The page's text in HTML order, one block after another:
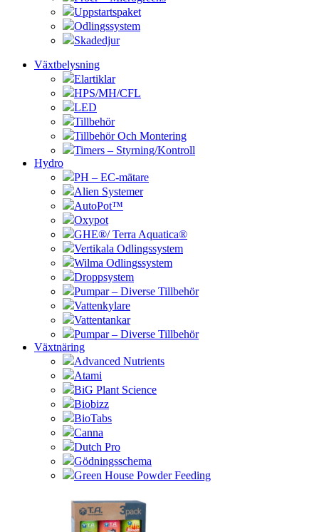
Uppstartspaket
Odlingssystem
Skadedjur
Växtbelysning
Elartiklar
HPS/MH/CFL
LED
Tillbehör
Tillbehör Och Montering
Timers – Styrning/Kontroll
Hydro
PH – EC-mätare
Alien Systemer
AutoPot™
Oxypot
GHE®/ Terra Aquatica®
Vertikala Odlingssystem
Wilma Odlingssystem
Droppsystem
Pumpar – Diverse Tillbehör
Vattenkylare
Vattentankar
Pumpar – Diverse Tillbehör
Växtnäring
Advanced Nutrients
Atami
BiG Plant Science
Biobizz
BioTabs
Canna
Dutch Pro
Gödningsschema
Green House Powder Feeding